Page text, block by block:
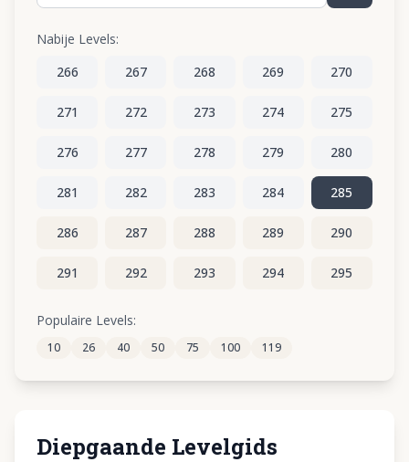
Nabije Levels:
266
267 268 269 270
271 272 273 274 275
276 277 278 279 280
281 282 283 284 285
286 287 288 289 290
291 292 293 294 295
296 297
301 302 303 304
Populaire Levels:
10 26 40 50 75 100 119
Diepgaande Levelgids